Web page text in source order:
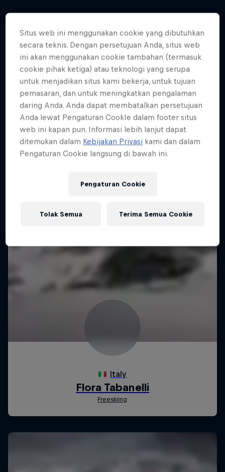
Lebih banyak seperti ini
Situs web ini menggunakan cookie yang dibutuhkan
secara teknis. Dengan persetujuan Anda, situs web
ini akan menggunakan cookie tambahan (termasuk
cookie pihak ketiga) atau teknologi yang serupa
untuk menjadikan situs kami bekerja, untuk tujuan
pemasaran, dan untuk meningkatkan pengalaman
daring Anda. Anda dapat membatalkan persetujuan
Anda lewat Pengaturan CookIe dalam footer situs
web ini kapan pun. Informasi lebih lanjut dapat
ditemukan dalam Kebijakan Privasi kami dan dalam
Pengaturan Cookie langsung di bawah ini.
Pengaturan Cookie
Tolak Semua Terima Semua Cookie